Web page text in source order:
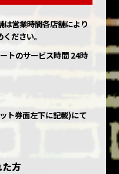
営業時間各店舗により
ださい。
トのサービス時間 24時
ト券面左下に記載)にて
方